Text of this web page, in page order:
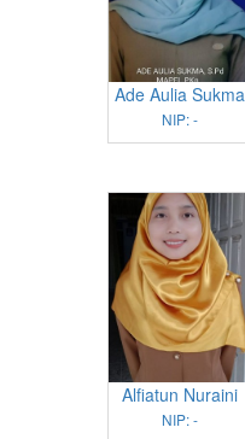
Ade Aulia Sukma
NIP: -
Alfiatun Nuraini
NIP: -